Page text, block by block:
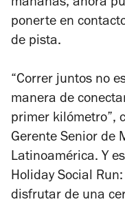
mañanas, ahora
ponerte en
de pista.
“Correr juntos no
manera de
primer kilómetro”,
Gerente Senior de
Latinoamérica. Y
Holiday Social
disfrutar de una